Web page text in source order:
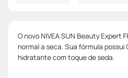
O novo NIVEA SUN Beauty Expert
normal a seca. Sua fórmula possui
hidratante com toque de seda.